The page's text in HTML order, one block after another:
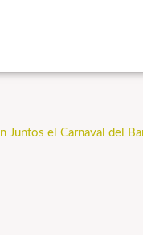
Juntos el Carnaval del